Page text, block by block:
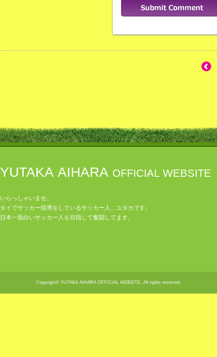
YUTAKA AIHARA OFFICIAL WEBSITE
いらっしゃいませ。
タイでサッカー指導をしているサッカー人、ユタカです。
日本一面白いサッカー人を目指して奮闘してます。
Copyright© YUTAKA AIHARA OFFICIAL WEBSITE..All rights reserved.